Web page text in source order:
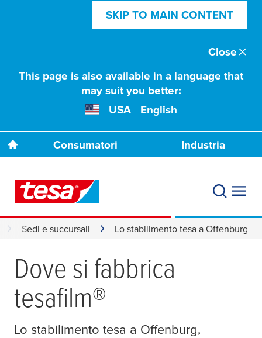
SKIP TO MAIN CONTENT
This page is also available in a language that
may suit you better:
USA
English
Close
Consumatori Industria
Sedi e succursali Lo stabilimento tesa a Offenburg
Dove si fabbrica
tesafilm®
Lo stabilimento tesa a Offenburg,